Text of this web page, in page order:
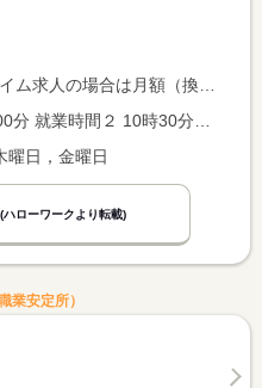
）、パート求人の場合は時間額を表示しています。
曜日，金曜日
(ハローワークより転載)
業安定所）